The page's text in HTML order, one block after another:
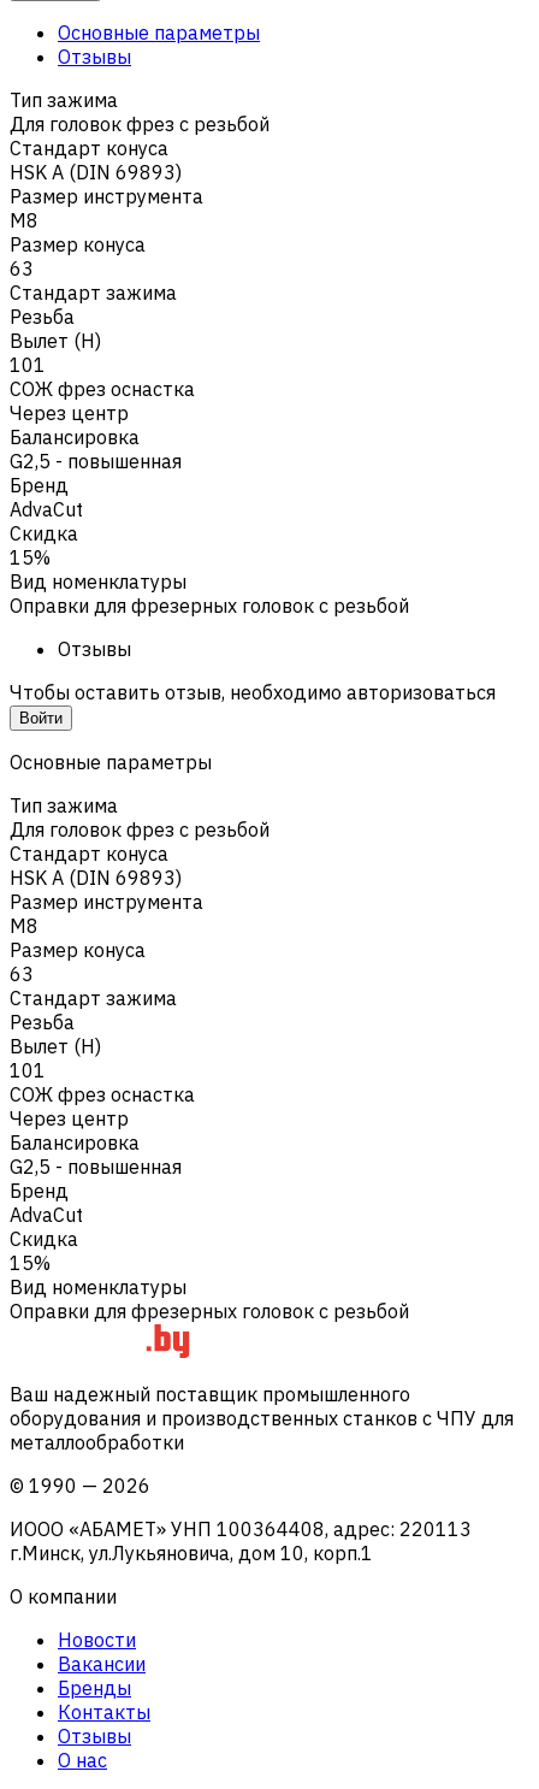
Основные параметры
Отзывы
Тип зажима
Для головок фрез с резьбой
Стандарт конуса
HSK A (DIN 69893)
Размер инструмента
M8
Размер конуса
63
Стандарт зажима
Резьба
Вылет (H)
101
СОЖ фрез оснастка
Через центр
Балансировка
G2,5 - повышенная
Бренд
AdvaCut
Скидка
15%
Вид номенклатуры
Оправки для фрезерных головок с резьбой
Отзывы
Чтобы оставить отзыв, необходимо авторизоваться
Войти
Основные параметры
Тип зажима
Для головок фрез с резьбой
Стандарт конуса
HSK A (DIN 69893)
Размер инструмента
M8
Размер конуса
63
Стандарт зажима
Резьба
Вылет (H)
101
СОЖ фрез оснастка
Через центр
Балансировка
G2,5 - повышенная
Бренд
AdvaCut
Скидка
15%
Вид номенклатуры
Оправки для фрезерных головок с резьбой
Ваш надежный поставщик промышленного
оборудования и производственных станков с ЧПУ для
металлообработки
© 1990 — 2026
ИООО «АБАМЕТ» УНП 100364408, адрес: 220113
г.Минск, ул.Лукьяновича, дом 10, корп.1
О компании
Новости
Вакансии
Бренды
Контакты
Отзывы
О нас